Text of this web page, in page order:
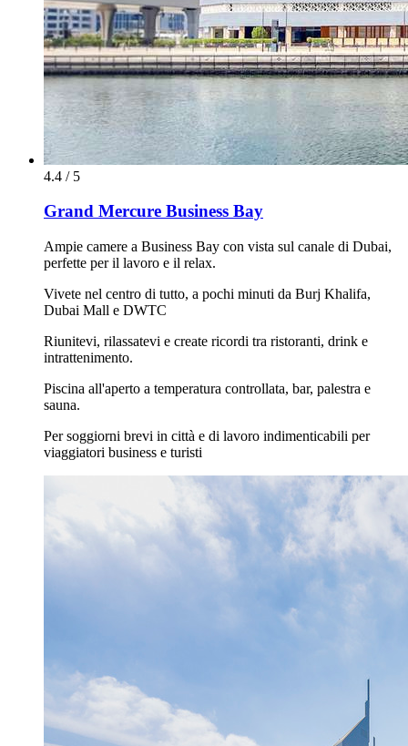
4.4 / 5
Grand Mercure Business Bay
Ampie camere a Business Bay con vista sul canale di Dubai,
perfette per il lavoro e il relax.
Vivete nel centro di tutto, a pochi minuti da Burj Khalifa,
Dubai Mall e DWTC
Riunitevi, rilassatevi e create ricordi tra ristoranti, drink e
intrattenimento.
Piscina all'aperto a temperatura controllata, bar, palestra e
sauna.
Per soggiorni brevi in città e di lavoro indimenticabili per
viaggiatori business e turisti